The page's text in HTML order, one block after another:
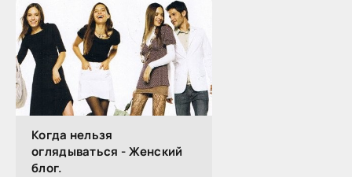
на пожилых людях лежит
клеймо, если...
Когда нельзя
оглядываться - Женский
блог.